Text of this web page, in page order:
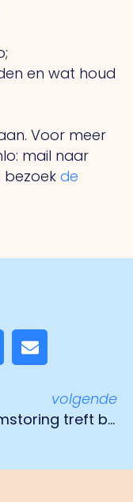
en wat houd
Voor meer
mail naar
bezoekde
volgende
Stroomstoring treft bedrijventerreinen Venlo